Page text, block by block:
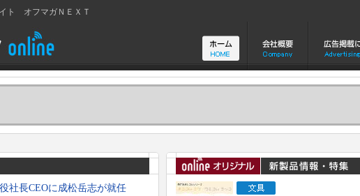
ト オフマガＮＥＸＴ
社長CEOに成松岳志が就任